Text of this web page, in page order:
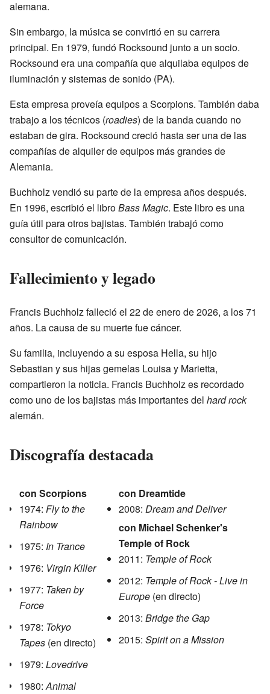
alemana.
Sin embargo, la música se convirtió en su carrera
principal. En 1979, fundó Rocksound junto a un socio.
Rocksound era una compañía que alquilaba equipos de
iluminación y sistemas de sonido (PA).
Esta empresa proveía equipos a Scorpions. También daba
trabajo a los técnicos (roadies) de la banda cuando no
estaban de gira. Rocksound creció hasta ser una de las
compañías de alquiler de equipos más grandes de
Alemania.
Buchholz vendió su parte de la empresa años después.
En 1996, escribió el libroBass Magic. Este libro es una
guía útil para otros bajistas. También trabajó como
consultor de comunicación.
Fallecimiento y legado
Francis Buchholz falleció el 22 de enero de 2026, a los 71
años. La causa de su muerte fue cáncer.
Su familia, incluyendo a su esposa Hella, su hijo
Sebastian y sus hijas gemelas Louisa y Marietta,
compartieron la noticia. Francis Buchholz es recordado
como uno de los bajistas más importantes del hard rock
alemán.
Discografía destacada
con Scorpions
1974: Fly to the
Rainbow
1975: In Trance
1976: Virgin Killer
1977: Taken by
Force
1978: Tokyo
Tapes (en directo)
1979: Lovedrive
1980:Animal
con Dreamtide
2008: Dream and Deliver
con Michael Schenker's
Temple of Rock
2011: Temple of Rock
2012: Temple of Rock - Live in
Europe (en directo)
2013: Bridge the Gap
2015: Spirit on a Mission